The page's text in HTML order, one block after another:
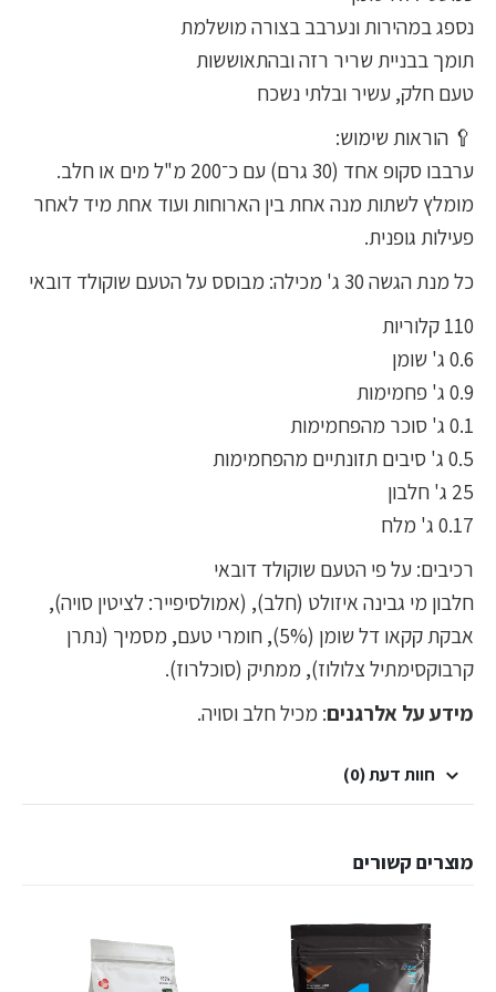
נספג במהירות ונערבב בצורה מושלמת
תומך בבניית שריר רזה ובהתאוששות
טעם חלק, עשיר ובלתי נשכח
🥄 הוראות שימוש:
ערבבו סקופ אחד (30 גרם) עם כ־200 מ"ל מים או חלב.
מומלץ לשתות מנה אחת בין הארוחות ועוד אחת מיד לאחר
פעילות גופנית.
כל מנת הגשה 30 ג' מכילה: מבוסס על הטעם שוקולד דובאי
110 קלוריות
0.6 ג' שומן
0.9 ג' פחמימות
0.1 ג' סוכר מהפחמימות
0.5 ג' סיבים תזונתיים מהפחמימות
25 ג' חלבון
0.17 ג' מלח
רכיבים: על פי הטעם שוקולד דובאי
חלבון מי גבינה איזולט (חלב), (אמולסיפייר: לציטין סויה),
אבקת קקאו דל שומן (5%), חומרי טעם, מסמיך (נתרן
קרבוקסימתיל צלולוז), ממתיק (סוכלרוז).
מידע על אלרגנים: מכיל חלב וסויה.
חוות דעת (0)
מוצרים קשורים